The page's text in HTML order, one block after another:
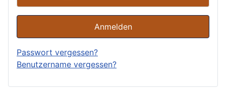
Anmelden
Passwort vergessen?
Benutzername vergessen?